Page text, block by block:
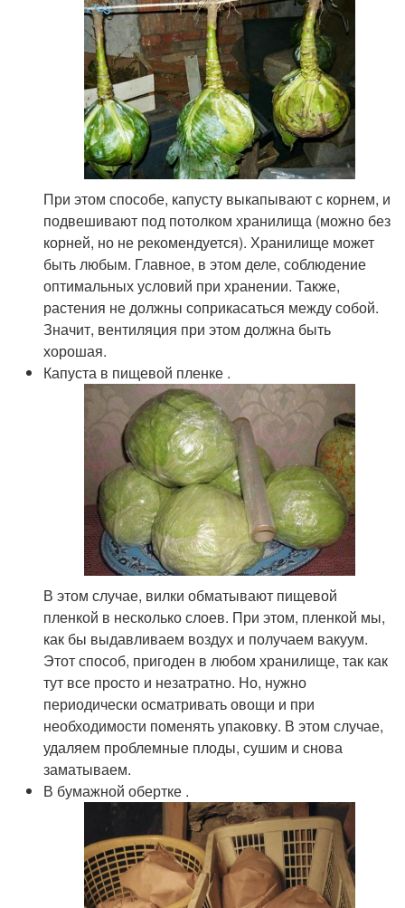
При этом способе, капусту выкапывают с корнем, и
подвешивают под потолком хранилища (можно без
корней, но не рекомендуется). Хранилище может
быть любым. Главное, в этом деле, соблюдение
оптимальных условий при хранении. Также,
растения не должны соприкасаться между собой.
Значит, вентиляция при этом должна быть
хорошая.
Капуста в пищевой пленке .
В этом случае, вилки обматывают пищевой
пленкой в несколько слоев. При этом, пленкой мы,
как бы выдавливаем воздух и получаем вакуум.
Этот способ, пригоден в любом хранилище, так как
тут все просто и незатратно. Но, нужно
периодически осматривать овощи и при
необходимости поменять упаковку. В этом случае,
удаляем проблемные плоды, сушим и снова
заматываем.
В бумажной обертке .